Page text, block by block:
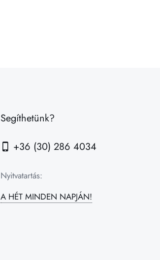
Segíthetünk?
+36 (30) 286 4034
Nyitvatartás:
A HÉT MINDEN NAPJÁN!